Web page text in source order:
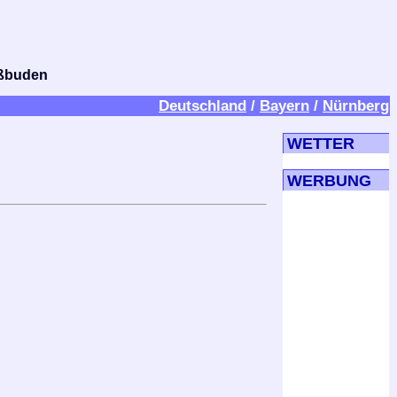
Deutschland / Bayern / Nürnberg
WETTER
WERBUNG